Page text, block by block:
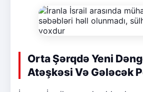
Orta Şərqdə Yeni
Atəşkəsi Və Gələcək